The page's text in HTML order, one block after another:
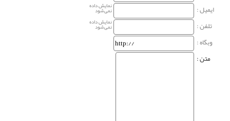
ایمیل :
نمایش داده
نمی‌شود
تلفن : نمایش داده
نمی‌شود
وبگاه‌ :
متن :